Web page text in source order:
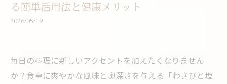
る簡単活用法と健康メリット
2026/05/19
毎日の料理に新しいアクセントを加えたくなりません
か？食卓に爽やかな風味と奥深さを与える「わさびと塩